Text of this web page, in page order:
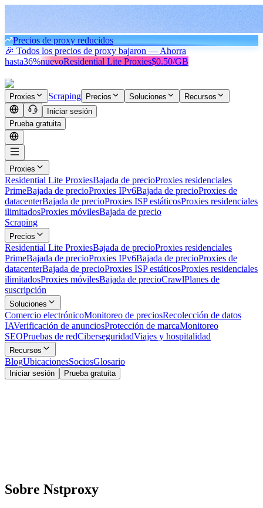
Precios de proxy reducidos
🎉 Todos los precios de proxy bajaron — Ahorra
hasta36%nuevoResidential Lite Proxies$0.50/GB
Proxies Scraping Precios Soluciones
Recursos
Iniciar sesión
Prueba gratuita
Proxies
Residential Lite ProxiesBajada de precioProxies residenciales
PrimeBajada de precioProxies IPv6Bajada de precioProxies de
datacenterBajada de precioProxies ISP estáticosProxies residenciales
ilimitadosProxies móvilesBajada de precio
Scraping
Precios
Residential Lite ProxiesBajada de precioProxies residenciales
PrimeBajada de precioProxies IPv6Bajada de precioProxies de
datacenterBajada de precioProxies ISP estáticosProxies residenciales
ilimitadosProxies móvilesBajada de precioCrawlPlanes de
suscripción
Soluciones
Comercio electrónicoMonitoreo de preciosRecolección de datos
IAVerificación de anunciosProtección de marcaMonitoreo
SEOPruebas de redCiberseguridadViajes y hospitalidad
Recursos
BlogUbicacionesSociosGlosario
Iniciar sesión Prueba gratuita
Sobre Nstproxy